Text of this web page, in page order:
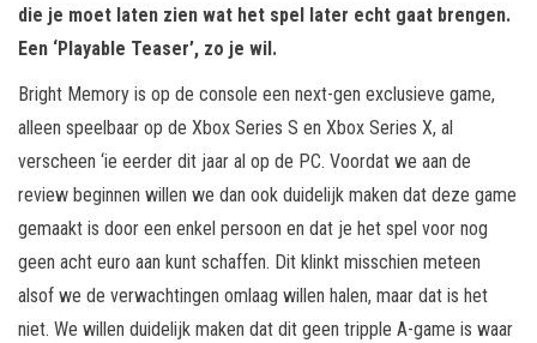
die je moet laten zien wat het spel later echt gaat brengen.
Een ‘Playable Teaser’, zo je wil.
Bright Memory is op de console een next-gen exclusieve game,
alleen speelbaar op de Xbox Series S en Xbox Series X, al
verscheen ‘ie eerder dit jaar al op de PC. Voordat we aan de
review beginnen willen we dan ook duidelijk maken dat deze game
gemaakt is door een enkel persoon en dat je het spel voor nog
geen acht euro aan kunt schaffen. Dit klinkt misschien meteen
alsof we de verwachtingen omlaag willen halen, maar dat is het
niet. We willen duidelijk maken dat dit geen tripple A-game is waar